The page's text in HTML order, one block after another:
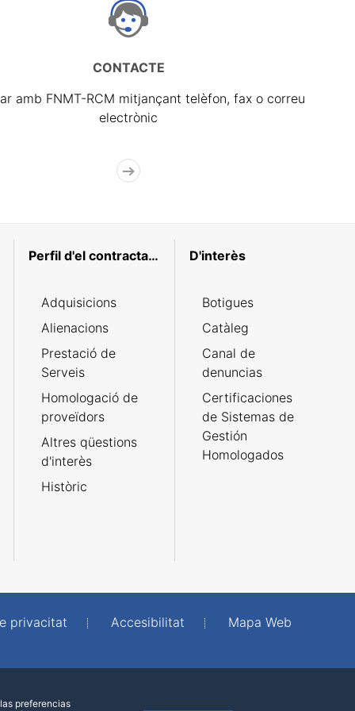
CONTACTE
amb FNMT-RCM mitjançant telèfon, fax o correu
electrònic
Perfil d'el contractant
Adquisicions
Alienacions
Prestació de
Serveis
Homologació de
proveïdors
Altres qüestions
d'interès
Històric
D'interès
Botigues
Catàleg
Canal de
denuncias
Certificaciones
de Sistemas de
Gestión
Homologados
privacitat Accesibilitat
Mapa Web
preferencias